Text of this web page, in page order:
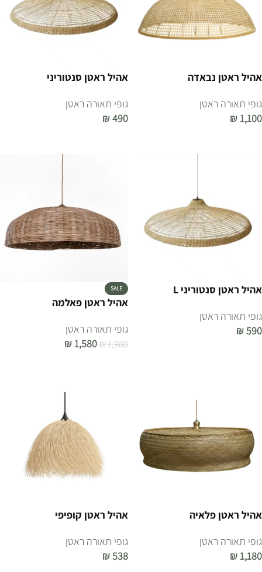
אהיל ראטן נבאדה
גופי תאורה ראטן
₪ 1,100
אהיל ראטן סנטוריני
גופי תאורה ראטן
₪490
אהיל ראטן סנטוריני L
גופי תאורה ראטן
₪590
SALE
אהיל ראטן פאלמה
גופי תאורה ראטן
₪1,980
₪ 1,580
אהיל ראטן פלאיה
גופי תאורה ראטן
₪ 1,180
אהיל ראטן קופיפי
גופי תאורה ראטן
₪538